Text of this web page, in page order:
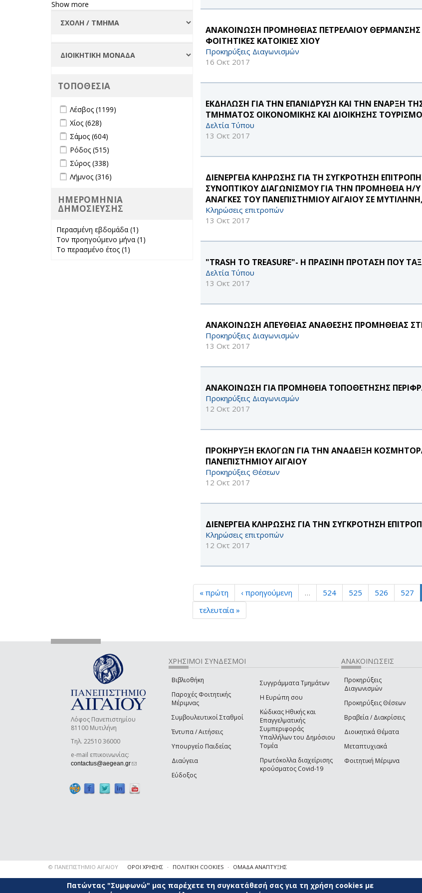
ΑΝΑΚΟΙΝΩΣΗ ΠΡΟΜΗΘΕΙΑΣ ΠΕΤΡΕΛΑΙΟΥ
ΦΟΙΤΗΤΙΚΕΣ ΚΑΤΟΙΚΙΕΣ ΧΙΟΥ
Προκηρύξεις Διαγωνισμών
16 Οκτ 2017
ΕΚΔΗΛΩΣΗ ΓΙΑ ΤΗΝ ΕΠΑΝΙΔΡΥΣΗ ΚΑΙ ΤΗΝ ΕΝΑΡΞΗ
ΤΜΗΜΑΤΟΣ ΟΙΚΟΝΟΜΙΚΗΣ ΚΑΙ ΔΙΟΙΚΗΣΗΣ
Δελτία Τύπου
13 Οκτ 2017
ΔΙΕΝΕΡΓΕΙΑ ΚΛΗΡΩΣΗΣ ΓΙΑ ΤΗ ΣΥΓΚΡΟΤΗΣΗ
ΣΥΝΟΠΤΙΚΟΥ ΔΙΑΓΩΝΙΣΜΟΥ ΓΙΑ ΤΗΝ ΠΡΟΜΗΘΕΙΑ Η/Υ
ΑΝΑΓΚΕΣ ΤΟΥ ΠΑΝΕΠΙΣΤΗΜΙΟΥ ΑΙΓΑΙΟΥ ΣΕ
Κληρώσεις επιτροπών
13 Οκτ 2017
"TRASH TO TREASURE"- Η ΠΡΑΣΙΝΗ ΠΡΟΤΑΣΗ ΠΟΥ
Δελτία Τύπου
13 Οκτ 2017
ΑΝΑΚΟΙΝΩΣΗ ΑΠΕΥΘΕΙΑΣ ΑΝΑΘΕΣΗΣ ΠΡΟΜΗΘΕΙΑΣ
Προκηρύξεις Διαγωνισμών
13 Οκτ 2017
ΑΝΑΚΟΙΝΩΣΗ ΓΙΑ ΠΡΟΜΗΘΕΙΑ ΤΟΠΟΘΕΤΗΣΗΣ
Προκηρύξεις Διαγωνισμών
12 Οκτ 2017
ΠΡΟΚΗΡΥΞΗ ΕΚΛΟΓΩΝ ΓΙΑ ΤΗΝ ΑΝΑΔΕΙΞΗ
ΠΑΝΕΠΙΣΤΗΜΙΟΥ ΑΙΓΑΙΟΥ
Προκηρύξεις Θέσεων
12 Οκτ 2017
ΔΙΕΝΕΡΓΕΙΑ ΚΛΗΡΩΣΗΣ ΓΙΑ ΤΗΝ ΣΥΓΚΡΟΤΗΣΗ
Κληρώσεις επιτροπών
12 Οκτ 2017
« πρώτη ‹ προηγούμενη … 524 525 526 527
τελευταία »
filter
Show more
ΤΟΠΟΘΕΣΙΑ
Apply Λέσβος filter
Λέσβος (1199)
Apply Χίος filter
Χίος (628)
Apply Σάμος filter
Σάμος (604)
Apply Ρόδος filter
Ρόδος (515)
Apply Σύρος filter
Σύρος (338)
Apply Λήμνος filter
Λήμνος (316)
ΗΜΕΡΟΜΗΝΙΑ
ΔΗΜΟΣΙΕΥΣΗΣ
Περασμένη εβδομάδα (1)
Περασμένη
Τον προηγούμενο μήνα (1)
Το περασμένο έτος (1)
Λόφος Πανεπιστημίου
81100 Μυτιλήνη
Τηλ. 22510 36000
e-mail επικοινωνίας:
contactus@aegean.gr(link sends e-mail)
ΧΡΗΣΙΜΟΙ ΣΥΝΔΕΣΜΟΙ
Βιβλιοθήκη
Παροχές Φοιτητικής
Μέριμνας
Συμβουλευτικοί Σταθμοί
Έντυπα / Αιτήσεις
Υπουργείο Παιδείας
Διαύγεια
Εύδοξος
Συγγράμματα Τμημάτων
Η Ευρώπη σου
Κώδικας Ηθικής και
Επαγγελματικής
Συμπεριφοράς
Υπαλλήλων του Δημόσιου
Τομέα
Πρωτόκολλα διαχείρισης
κρούσματος Covid-19
ΑΝΑΚΟΙΝΩΣΕΙΣ
Προκηρύξεις
Διαγωνισμών
Προκηρύξεις Θέσεων
Βραβεία / Διακρίσεις
Διοικητικά Θέματα
Μεταπτυχιακά
Φοιτητική Μέριμνα
© ΠΑΝΕΠΙΣΤΗΜΙΟ ΑΙΓΑΙΟΥ ΟΡΟΙ ΧΡΗΣΗΣ ΠΟΛΙΤΙΚΗ COOKIES ΟΜΑΔΑ ΑΝΑΠΤΥΞΗΣ
Πατώντας "Συμφωνώ" μας παρέχετε τη συγκατάθεσή σας για τη χρήση cookies με